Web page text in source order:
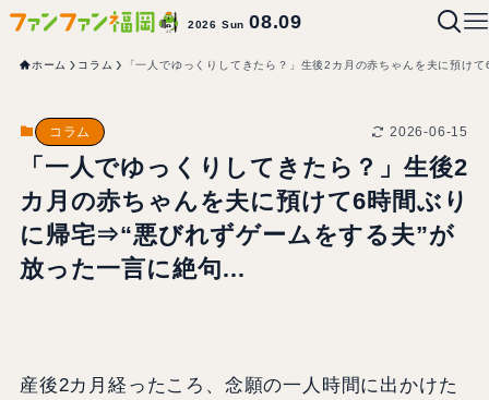
2026 Sun08.09
ホーム コラム 「一人でゆっくりしてきたら？」生後2カ月の赤ちゃんを夫に預
コラム 2026-06-15
「一人でゆっくりしてきたら？」生後2
カ月の赤ちゃんを夫に預けて6時間ぶり
に帰宅⇒“悪びれずゲームをする夫”が
放った一言に絶句…
産後2カ月経ったころ、念願の一人時間に出かけた